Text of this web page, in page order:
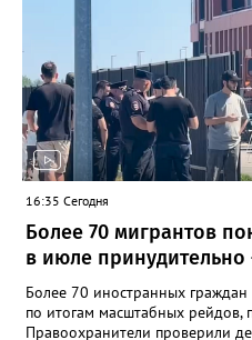
Ханты-Мансийский районы. В
проявляется в виде высыпаний
конечностях. На долю
5,6% случаев. Лабораторные
циркуляцию нескольких типов
Специалисты напоминают о
личной гигиены и
обращаться к врачу.
16:35 Сегодня
Более 70 мигрантов
в июле
Более 70 иностранных
по итогам масштабных рейдов,
Правоохранители проверили